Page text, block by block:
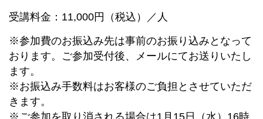
受講料金：11,000円（税込）／人
※参加費のお振込み先は事前のお振り込みとなって
おります。ご参加受付後、メールにてお送りいたし
ます。
※お振込み手数料はお客様のご負担とさせていただ
きます。